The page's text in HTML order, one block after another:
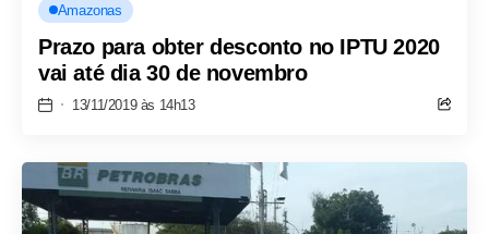
Amazonas
Prazo para obter desconto no IPTU 2020
vai até dia 30 de novembro
13/11/2019 às 14h13